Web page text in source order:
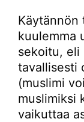
Käytännön
kuulemma
sekoitu, eli
tavallisesti
(muslimi
muslimiksi
vaikuttaa